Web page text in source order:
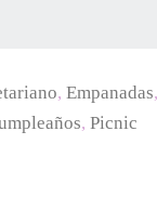
, Empanadas,
, Picnic